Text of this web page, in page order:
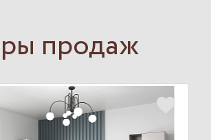
продаж